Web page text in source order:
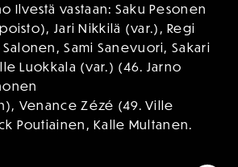
Ilvestä vastaan: Saku Pesonen
Jari Nikkilä (var.), Regi
Sami Sanevuori, Sakari
Luokkala (var.) (46. Jarno
Venance Zézé (49. Ville
Poutiainen, Kalle Multanen.